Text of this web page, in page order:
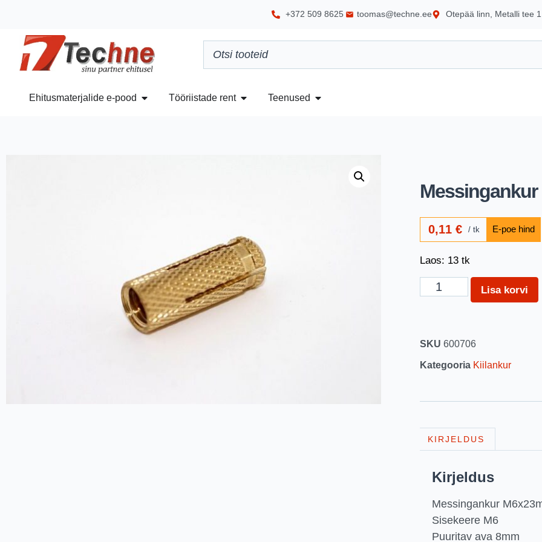
+372 509 8625 toomas@techne.ee Otepää linn, Metalli tee 1
Ehitusmaterjalide e-pood Tööriistade rent Teenused
Messingankur
0,11€ tk
Laos: 13 tk
Lisa korvi
SKU 600706
Kategooria Kiilankur
KIRJELDUS
Kirjeldus
Messingankur
Sisekeere M6
Puuritav ava 8mm